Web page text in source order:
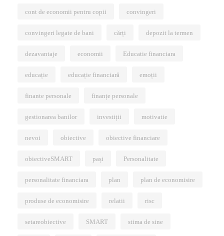
cont de economii pentru copii convingeri
convingeri legate de bani cărți depozit la termen
dezavantaje economii Educatie financiara
educație educație financiară emoții
finante personale finanțe personale
gestionarea banilor investiții motivatie
nevoi obiective obiective financiare
obiectiveSMART pași Personalitate
personalitate financiara plan plan de economisire
produse de economisire relatii risc
setareobiective SMART stima de sine